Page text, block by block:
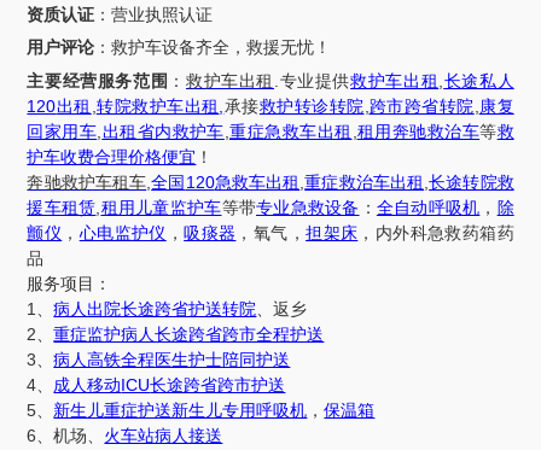
资质认证 ：营业执照认证
用户评论 ：救护车设备齐全，救援无忧！
主要经营服务范围 ： 救护车出租 .专业提供救护车出租 ,长途私人
120出租 ,转院救护车出租 ,承接救护转诊转院,跨市跨省转院,康复
回家用车,出租省内救护车,重症急救车出租 ,租用奔驰救治车等救
护车收费合理价格便宜 ！
奔驰救护车租车,全国 120急救车出租 ,重症救治车出租 ,长途转院救
援车租赁,租用儿童监护车等带专业急救设备 ： 全自动呼吸机 ， 除
颤仪 ， 心电监护仪 ，吸痰器 ，氧气，担架床 ，内外科急救药箱药
品
服务项目：
1、病人出院长途跨省护送转院、返乡
2、重症监护病人长途跨省跨市全程护送
3、病人高铁全程医生护士陪同护送
4、 成人移动ICU长途跨省跨市护送
5、 新生儿重症护送新生儿专用呼吸机 ，保温箱
6、机场、 火车站病人接送